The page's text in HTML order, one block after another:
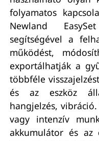
folyamatos
Newland
segítségével a
működést,
exportálhatják a
többféle
és az eszköz
hangjelzés,
vagy intenzív
akkumulátor és az